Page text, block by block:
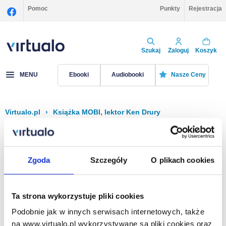
Zgoda Szczegóły O plikach cookies
Ta strona wykorzystuje pliki cookies
Podobnie jak w innych serwisach internetowych, także
na www.virtualo.pl wykorzystywane są pliki cookies oraz
Pomoc Punkty Rejestracja
Szukaj Zaloguj Koszyk
MENU Ebooki Audiobooki Nasze Ceny
Virtualo.pl › Książka MOBI, lektor Ken Drury
Filtruj Sortuj
Na stronie